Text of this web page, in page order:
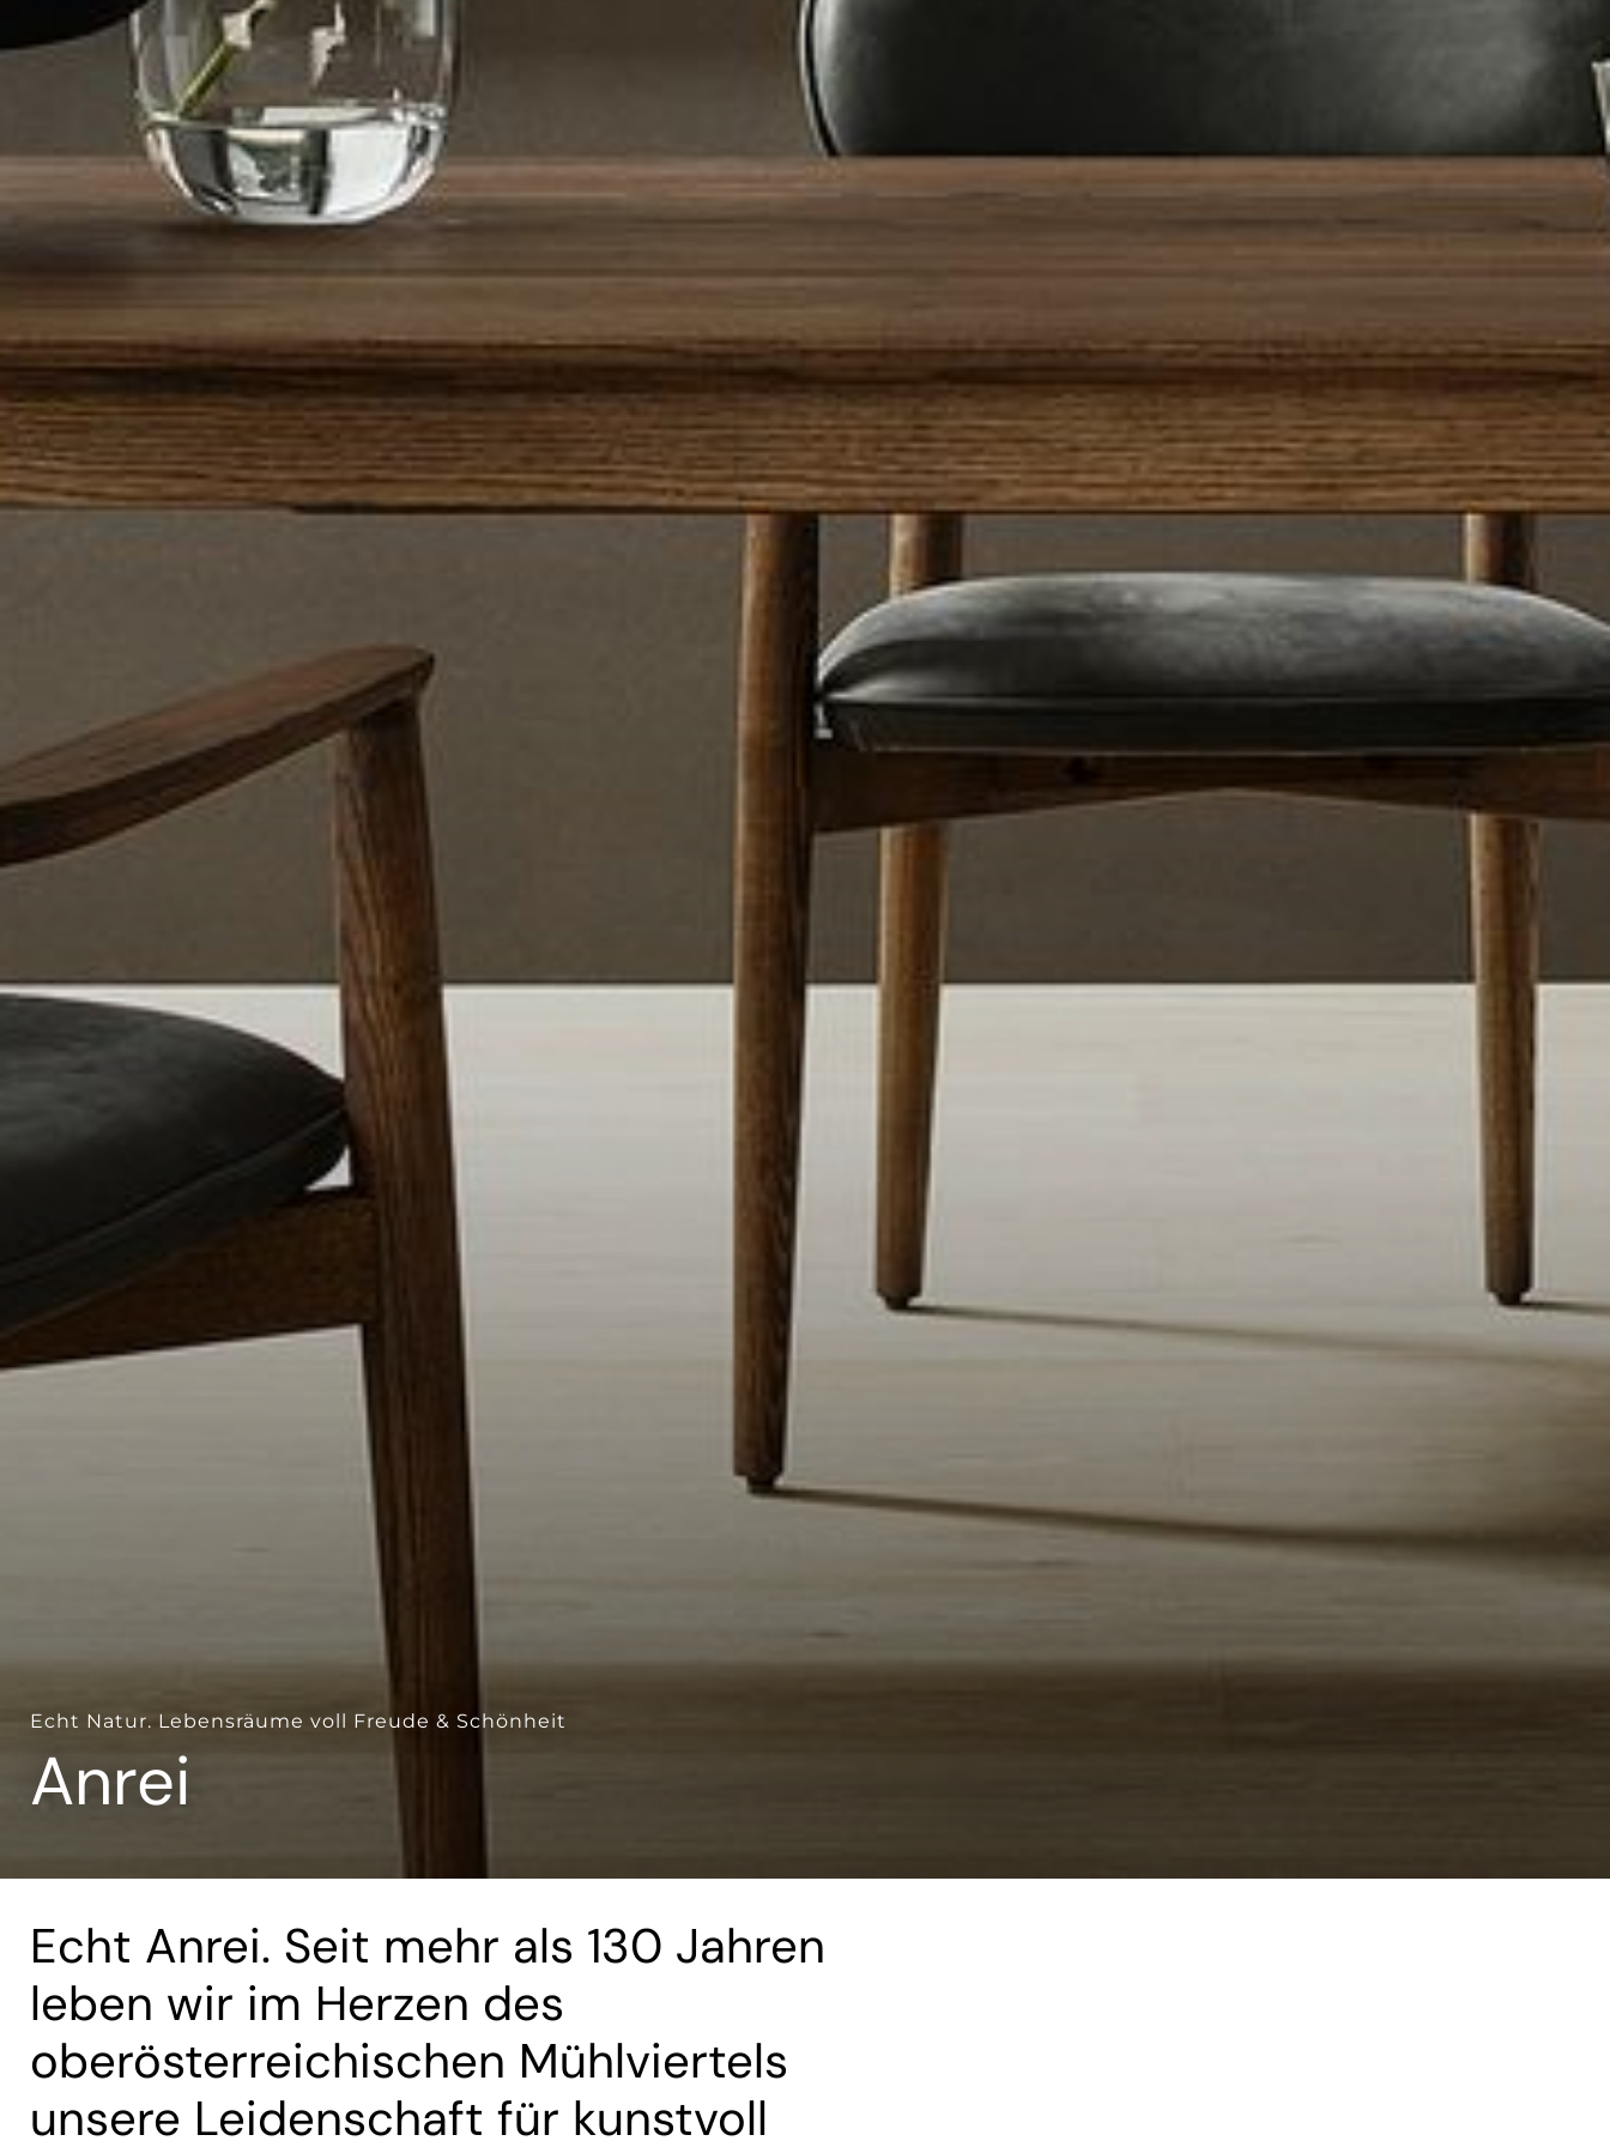
Echt Natur. Lebensräume voll Freude & Schönheit
Anrei
Echt Anrei. Seit mehr als 130 Jahren
leben wir im Herzen des
oberösterreichischen Mühlviertels
unsere Leidenschaft für kunstvoll